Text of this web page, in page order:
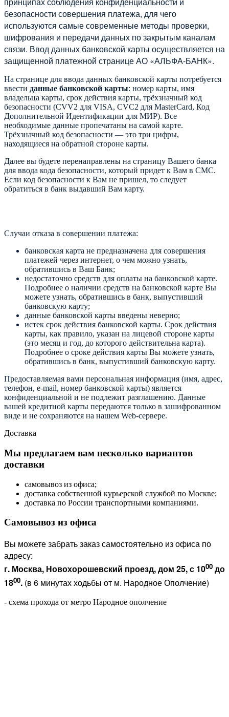
безопасности совершения платежа, для чего
используются самые современные методы проверки,
шифрования и передачи данных по закрытым каналам
связи. Ввод данных банковской карты осуществляется на
защищенной платежной странице АО «АЛЬФА-БАНК».
На странице для ввода данных банковской карты потребуется
ввести данные банковской карты: номер карты, имя
владельца карты, срок действия карты, трёхзначный код
безопасности (CVV2 для VISA, CVC2 для MasterCard, Код
Дополнительной Идентификации для МИР). Все
необходимые данные пропечатаны на самой карте.
Трёхзначный код безопасности — это три цифры,
находящиеся на обратной стороне карты.
Далее вы будете перенаправлены на страницу Вашего банка
для ввода кода безопасности, который придет к Вам в СМС.
Если код безопасности к Вам не пришел, то следует
обратиться в банк выдавший Вам карту.
Случаи отказа в совершении платежа:
банковская карта не предназначена для совершения
платежей через интернет, о чем можно узнать,
обратившись в Ваш Банк;
недостаточно средств для оплаты на банковской карте.
Подробнее о наличии средств на банковской карте Вы
можете узнать, обратившись в банк, выпустивший
банковскую карту;
данные банковской карты введены неверно;
истек срок действия банковской карты. Срок действия
карты, как правило, указан на лицевой стороне карты
(это месяц и год, до которого действительна карта).
Подробнее о сроке действия карты Вы можете узнать,
обратившись в банк, выпустивший банковскую карту.
Предоставляемая вами персональная информация (имя, адрес,
телефон, e-mail, номер банковской карты) является
конфиденциальной и не подлежит разглашению. Данные
вашей кредитной карты передаются только в зашифрованном
виде и не сохраняются на нашем Web-сервере.
Доставка
Мы предлагаем вам несколько вариантов
доставки
самовывоз из офиса;
доставка собственной курьерской службой по Москве;
доставка по России транспортными компаниями.
Самовывоз из офиса
Вы можете забрать заказ самостоятельно из офиса по
адресу:
г. Москва, Новохорошевский проезд, дом 25, с 1000 до
1800. (в 6 минутах ходьбы от м. Народное Ополчение)
- схема прохода от метро Народное ополчение